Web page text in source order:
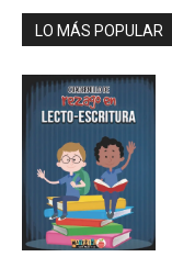
LO MÁS POPULAR